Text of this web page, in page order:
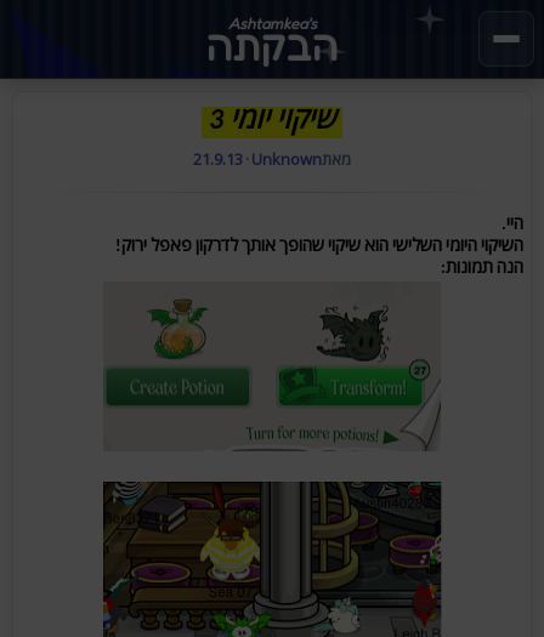
Ashtamkea's
הבקתה
שיקוי יומי 3
מאתUnknown
·
21.9.13
היי.
השיקוי היומי השלישי הוא שיקוי שהופך אותך לדרקון פאפל ירוק!
הנה תמונות: